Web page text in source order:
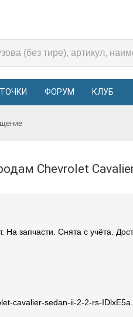
ФОРУМ КЛУБ
Chevrolet
На запчасти. Снята с учёта.
cavalier-sedan-ii-2-2-rs-